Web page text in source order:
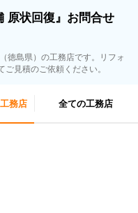
原状回復』お問合せ
徳島県）の工務店です。リフォ
見積のご依頼ください。
務店 全ての工務店